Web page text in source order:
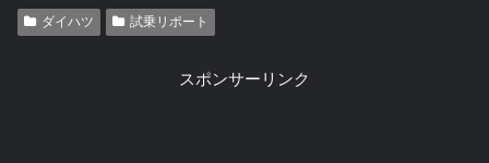
ダイハツ 試乗リポート
スポンサーリンク